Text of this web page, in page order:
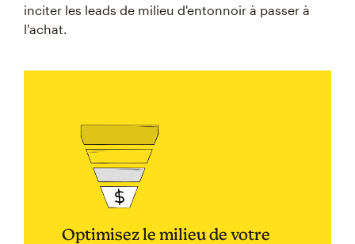
inciter les leads de milieu d'entonnoir à passer à
l'achat.
Optimisez le milieu de votre